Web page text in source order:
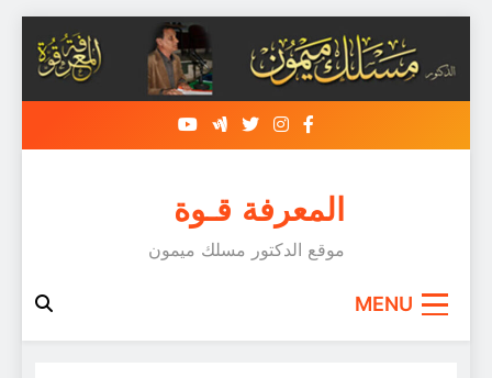
content
المعرفة قـوة
موقع الدكتور مسلك ميمون
MENU